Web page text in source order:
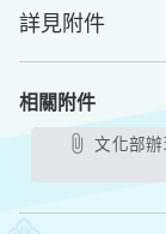
詳見附件
相關附件
文化部辦理2025年第33屆台北國際書展「寒假趣書